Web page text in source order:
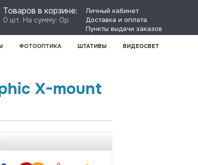
Личный кабинет
Доставка и оплата
Пункты выдачи заказов
Товаров в корзине:
0 шт. На сумму: 0р.
ФОТООПТИКА ШТАТИВЫ ВИДЕОСВЕТ
X-mount